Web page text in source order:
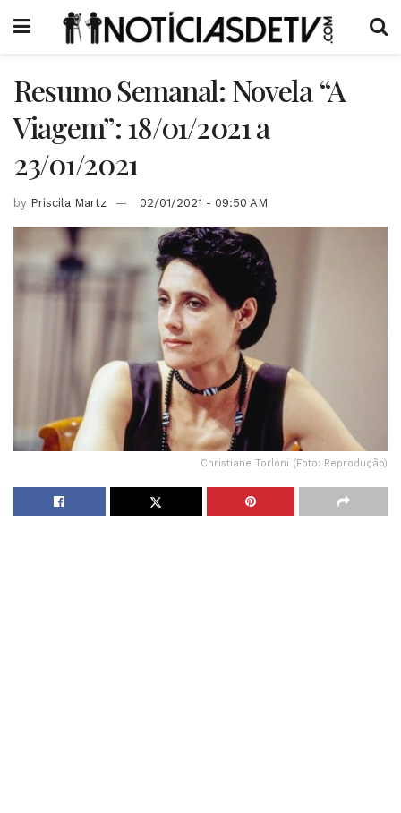
Resumo Semanal: Novela “A
Viagem”: 18/01/2021 a
23/01/2021
by Priscila Martz 02/01/2021 - 09:50 AM
Christiane Torloni (Foto: Reprodução)